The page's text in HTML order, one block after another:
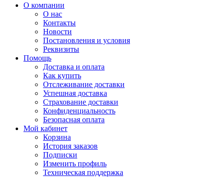
О компании
О нас
Контакты
Новости
Постановления и условия
Реквизиты
Помощь
Доставка и оплата
Как купить
Отслеживание доставки
Успешная доставка
Страхование доставки
Конфиденциальность
Безопасная оплата
Мой кабинет
Корзина
История заказов
Подписки
Изменить профиль
Техническая поддержка